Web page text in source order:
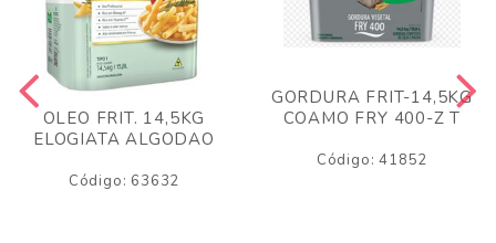
OLEO FRIT. 14,5KG
ELOGIATA ALGODAO
Código: 63632
GORDURA FRIT-14,5KG
COAMO FRY 400-Z T
Código: 41852